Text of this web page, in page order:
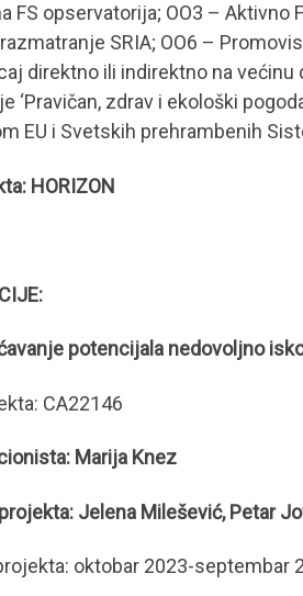
FS opservatorija; OO3 – Aktivno
SRIA; OO6 –
direktno ili indirektno na većinu
‘Pravičan, zdrav i ekološki
EU i Svetskih prehrambenih
HORIZON
potencijala nedovoljno
CA22146
Marija Knez
Jelena Milešević, Petar
oktobar 2023-septembar